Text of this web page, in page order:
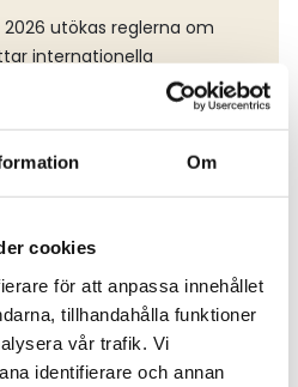
Om
cookies
för att anpassa innehållet
tillhandahålla funktioner
vår trafik. Vi
identifierare och annan
utökas reglerna om
internationella
lastbilar.Vi har tidigare
EU´s vägledning och
vill vi påminna om några
vi fortsatt får
bruttoviktenEn
om det är fordonets
ligger till grund för
om kör- och vilotider
från fordonets högsta